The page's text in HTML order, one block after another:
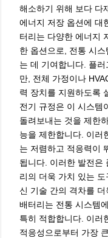
해소하기 위해 보다 다
에너지 저장 옵션에 대
터리는 다양한 에너지
한 옵션으로, 전통 시
는 데 기여합니다. 플
만, 전체 가정이나
력 장치를 지원하도록
전기 규정은 이 시스템
돌려보내는 것을 제한
능을 제한합니다. 이러
는 저렴하고 적응력이
됩니다. 이러한 발전은
리의 더욱 가치 있는
신 기술 간의 격차를
배터리는 전통 시스템
특히 적합합니다. 이러
적응성으로부터 가장